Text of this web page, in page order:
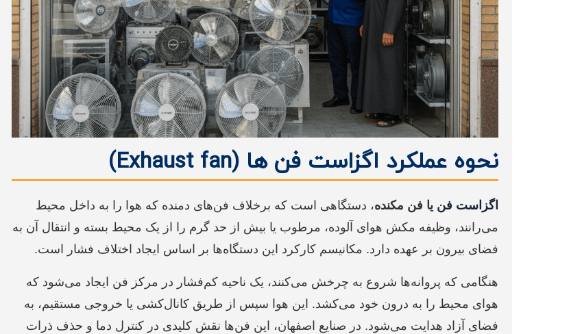
نحوه عملکرد اگزاست فن ها (Exhaust fan)
اگزاست فن یا فن مکنده، دستگاهی است که برخلاف فن‌های دمنده که هوا را به داخل محیط
می‌رانند، وظیفه مکش هوای آلوده، مرطوب یا بیش از حد گرم را از یک محیط بسته و انتقال آن به
فضای بیرون بر عهده دارد. مکانیسم کارکرد این دستگاه‌ها بر اساس ایجاد اختلاف فشار است.
هنگامی که پروانه‌ها شروع به چرخش می‌کنند، یک ناحیه کم‌فشار در مرکز فن ایجاد می‌شود که
هوای محیط را به درون خود می‌کشد. این هوا سپس از طریق کانال‌کشی یا خروجی مستقیم، به
فضای آزاد هدایت می‌شود. در صنایع اصفهان، این فن‌ها نقش کلیدی در کنترل دما و حذف ذرات